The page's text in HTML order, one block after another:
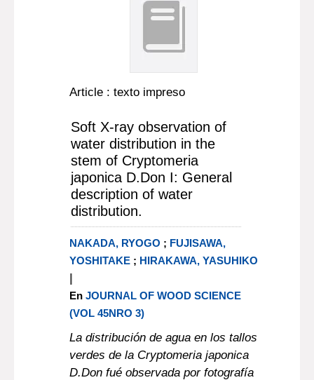
Article : texto impreso
Soft X-ray observation of
water distribution in the
stem of Cryptomeria
japonica D.Don I: General
description of water
distribution.
NAKADA, RYOGO ; FUJISAWA,
YOSHITAKE; HIRAKAWA, YASUHIKO
|
En JOURNAL OF WOOD SCIENCE
(VOL 45NRO 3)
La distribución de agua en los tallos
verdes de la Cryptomeria japonica
D.Don fué observada por fotografía